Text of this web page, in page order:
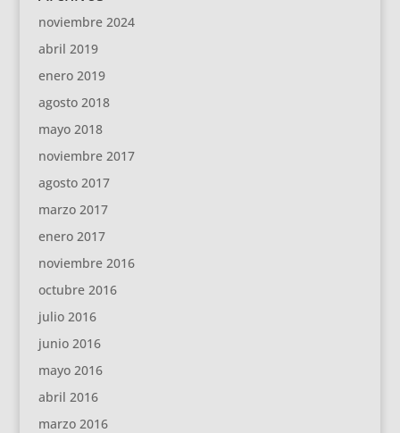
noviembre 2024
abril 2019
enero 2019
agosto 2018
mayo 2018
noviembre 2017
agosto 2017
marzo 2017
enero 2017
noviembre 2016
octubre 2016
julio 2016
junio 2016
mayo 2016
abril 2016
marzo 2016